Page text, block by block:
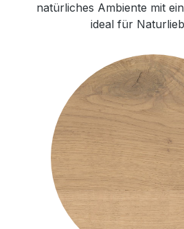
natürliches Ambiente mit
ideal für